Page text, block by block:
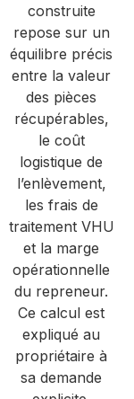
construite
repose sur un
équilibre précis
entre la valeur
des pièces
récupérables,
le coût
logistique de
l’enlèvement,
les frais de
traitement VHU
et la marge
opérationnelle
du repreneur.
Ce calcul est
expliqué au
propriétaire à
sa demande